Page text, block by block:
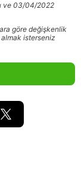
ve 03/04/2022
göre değişkenlik
isterseniz